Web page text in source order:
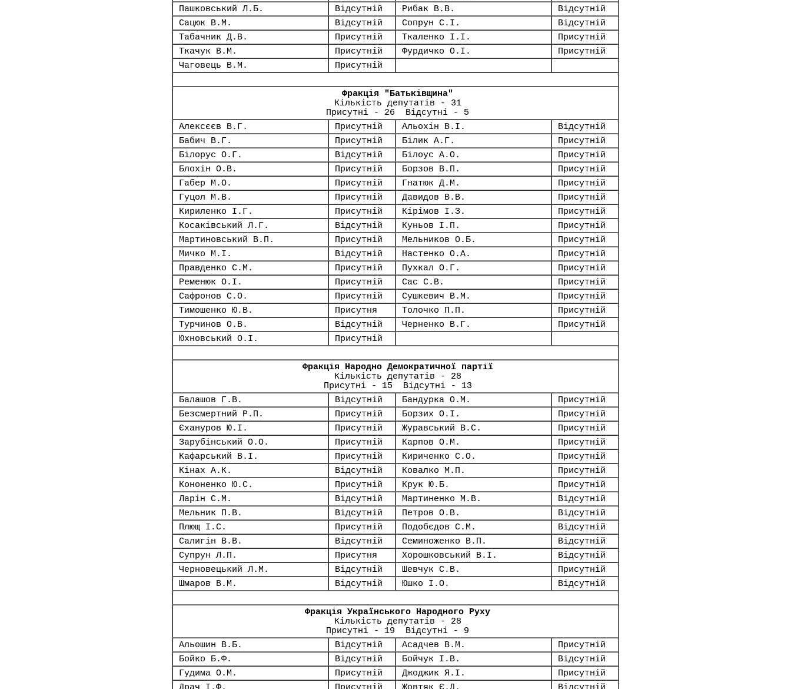
Пашковський Л.Б.
Відсутній Рибак В.В.
Відсутній
Сацюк В.М.
Відсутній Сопрун С.І.
Відсутній
Табачник Д.В.
Присутній Ткаленко І.І.
Присутній
Ткачук В.М.
Присутній Фурдичко О.І.
Присутній
Чаговець В.М.
Присутній
Фракція "Батьківщина"
Кількість депутатів - 31
Присутні - 26 Відсутні - 5
Алексєєв В.Г.
Присутній Альохін В.І.
Відсутній
Бабич В.Г.
Присутній Білик А.Г.
Присутній
Білорус О.Г.
Відсутній Білоус А.О.
Присутній
Блохін О.В.
Присутній Борзов В.П.
Присутній
Габер М.О.
Присутній Гнатюк Д.М.
Присутній
Гуцол М.В.
Присутній Давидов В.В.
Присутній
Кириленко І.Г.
Присутній Кірімов І.З.
Присутній
Косаківський Л.Г.
Відсутній Куньов І.П.
Присутній
Мартиновський В.П.
Присутній Мельников О.Б.
Присутній
Мичко М.І.
Відсутній Настенко О.А.
Присутній
Правденко С.М.
Присутній Пухкал О.Г.
Присутній
Ременюк О.І.
Присутній Сас С.В.
Присутній
Сафронов С.О.
Присутній Сушкевич В.М.
Присутній
Тимошенко Ю.В.
Присутня Толочко П.П.
Присутній
Турчинов О.В.
Відсутній Черненко В.Г.
Присутній
Юхновський О.І.
Присутній
Фракція Народно Демократичної партії
Кількість депутатів - 28
Присутні - 15 Відсутні - 13
Балашов Г.В.
Відсутній Бандурка О.М.
Присутній
Безсмертний Р.П.
Присутній Борзих О.І.
Присутній
Єхануров Ю.І.
Присутній Журавський В.С.
Присутній
Зарубінський О.О.
Присутній Карпов О.М.
Присутній
Кафарський В.І.
Присутній Кириченко С.О.
Присутній
Кінах А.К.
Відсутній Ковалко М.П.
Присутній
Кононенко Ю.С.
Присутній Крук Ю.Б.
Присутній
Ларін С.М.
Відсутній Мартиненко М.В.
Відсутній
Мельник П.В.
Відсутній Петров О.В.
Відсутній
Плющ І.С.
Присутній Подобєдов С.М.
Відсутній
Салигін В.В.
Відсутній Семиноженко В.П.
Відсутній
Супрун Л.П.
Присутня Хорошковський В.І.
Відсутній
Черновецький Л.М.
Відсутній Шевчук С.В.
Присутній
Шмаров В.М.
Відсутній Юшко І.О. Відсутній
Фракція Українського Народного Руху
Кількість депутатів - 28
Присутні - 19 Відсутні - 9
Альошин В.Б.
Відсутній Асадчев В.М.
Присутній
Бойко Б.Ф.
Відсутній Бойчук І.В.
Відсутній
Гудима О.М.
Присутній Джоджик Я.І.
Присутній